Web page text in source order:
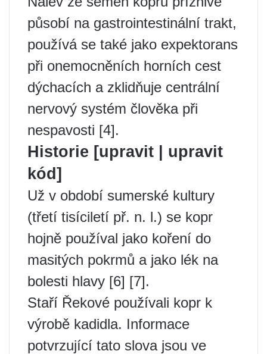
působí na gastrointestinální trakt,
používá se také jako expektorans
při onemocněních horních cest
dýchacích a zklidňuje centrální
nervový systém člověka při
nespavosti [4].
Historie [upravit | upravit
kód]
Už v období sumerské kultury
(třetí tisíciletí př. n. l.) se kopr
hojně používal jako koření do
masitých pokrmů a jako lék na
bolesti hlavy [6] [7].
Staří Řekové používali kopr k
výrobě kadidla. Informace
potvrzující tato slova jsou ve